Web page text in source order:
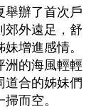
舉辦了首次戶
外遠足，舒
增進感情。
洲的海風輕輕
道合的姊妹們
而空。